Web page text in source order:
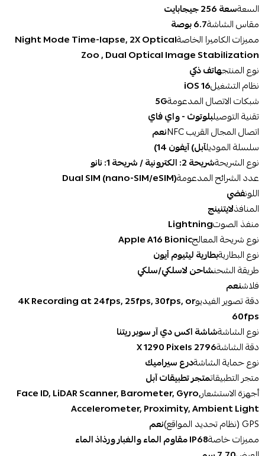
السعةسعة 256 جيجابايت
مقاس الشاشة6.7 بوصة
مميزات الكاميرا الخاصة‎Night Mode Time‎-‎lapse, ‎2‎X Optical
Zoo , Dual Optical Image Stabilization‎
نوع المنتجهاتف ذكي
نظام التشغيلiOS 16
شبكات الاتصال المدعومة5G
تقنية التوصيلبلوتوث - واي فاي
اتصال المجال القريب NFC
نعم
سلسلة الموديل
نوع الشريحةشريحة 2: الكترونية / شريحة 1: نانو
عدد الشرائح المدعومةDual SIM (nano-SIM/eSIM)
اللونفضي
المنافذ
منفذ الصوتLightning
نوع شريحة المعالجApple A16 Bionic
نوع البطاريةبطارية ليثيوم أيون
طريقة الشحنشاحن لاسلكي/سلكي
فلاشنعم
دقة تصوير الفيديو4K Recording at 24fps, 25fps, 30fps, or
60fps
نوع الشاشةشاشة اكس دي آر سوبر ريتنا
دقة الشاشة2796 X 1290 Pixels
نوع حماية الشاشةدرع سيراميك
متجر التطبيقاتمتجر تطبيقات آبل
أجهزة الاستشعار‎Face ID, LiDAR Scanner, Barometer, Gyro,
Accelerometer, Proximity, Ambient Light‎
GPS (نظام تحديد المواقع)
نعم
مميزات خاصة‎IP68‎ مقاوم الماء والغبار ورذاذ الماء‎